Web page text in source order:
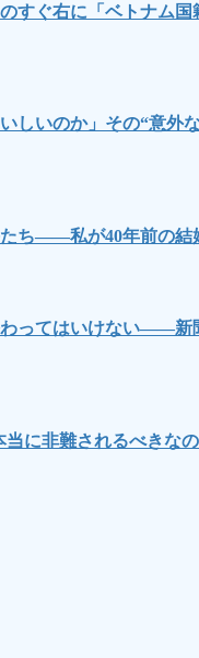
すぐ右に「ベトナ
しいのか」その“意
ち――私が40年前の
ってはいけない――
当に非難されるべき